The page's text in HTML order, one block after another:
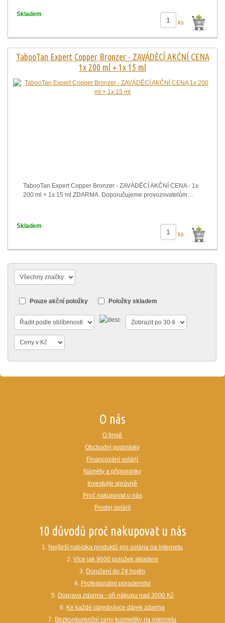
ks
Skladem
TabooTan Expert Copper Bronzer - ZAVÁDĚCÍ AKČNÍ CENA
1x 200 ml + 1x 15 ml
TabooTan Expert Copper Bronzer - ZAVÁDĚCÍ AKČNÍ CENA - 1x
200 ml + 1x 15 ml ZDARMA. Doporučujeme provozovatelům…
ks
Skladem
Pouze akční položky Položky skladem
O nás
O firmě
Obchodní podmínky
Financování solárií
Náměty a připomínky
Investujte správně
Proč nakupovat u nás
Prodej solárií
10 důvodů proč nakupovat u nás
1. Nejširší nabídka produktů pro solária na internetu
2. Více jak 9600 položek skladem
3. Doručení do 24 hodin
4. Profesionální poradenství
5. Doprava zdarma - při nákupu nad 3500 Kč
6. Ke každé objednávce dárek zdarma
7. Bezkonkurenční ceny kosmetiky na internetu